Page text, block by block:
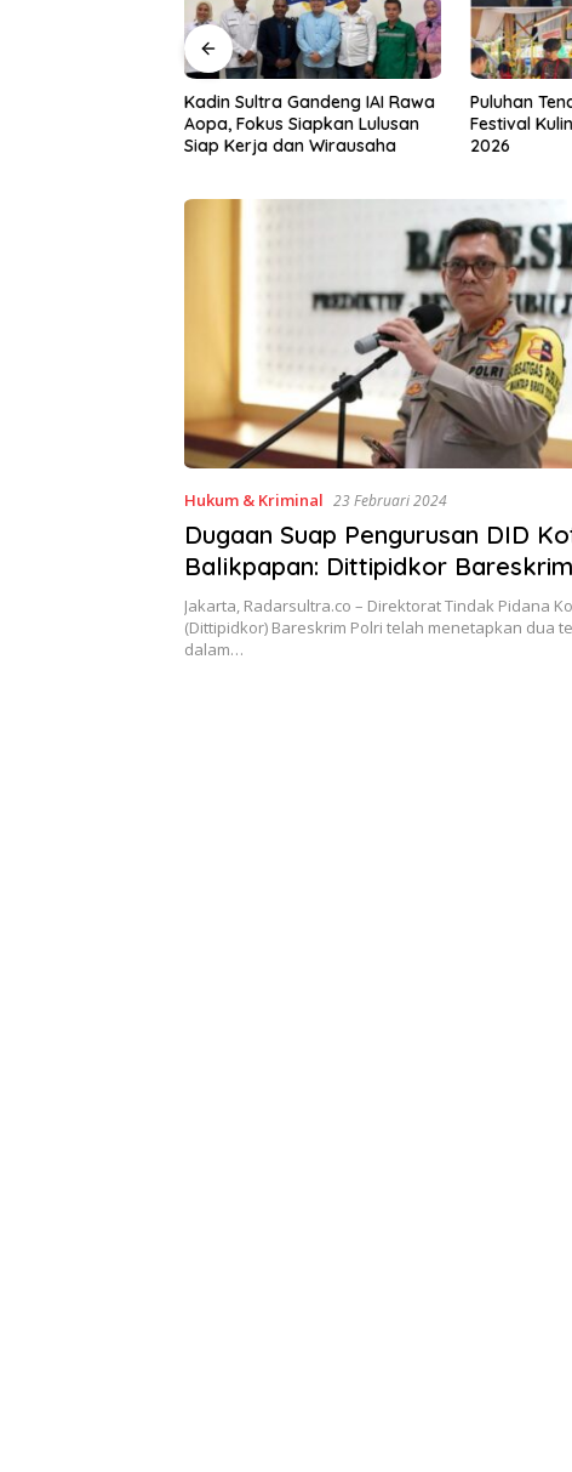
Puluhan Tenant Ramaikan
Festival Kuliner Sultra Maimo
2026
Tiga
Layanan
Hukum & Kriminal 23 Februari 2024
Dugaan Suap Pengurusan DID
Balikpapan: Dittipidkor Bareskrim
Tetapkan Dua Tersangka
Jakarta, Radarsultra.co – Direktorat Tindak Pidana
(Dittipidkor) Bareskrim Polri telah menetapkan dua
dalam…